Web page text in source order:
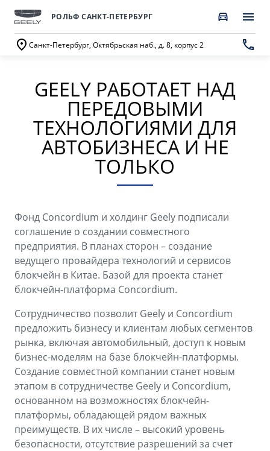
РОЛЬФ САНКТ-ПЕТЕРБУРГ
Санкт-Петербург, Октябрьская наб., д. 8, корпус 2
МОДЕЛИ
GEELY EX5 Гибрид НОВЫЙ COOLRAY
от 2 764 990 ₽*
CITYRAY
от 2 599 990 ₽*
ATLAS
от 3 189 990 ₽*
OKAVANGO
от 3 429 990 ₽*
MONJARO
от 4 349 990 ₽*
PREFACE
от 3 079 990 ₽*
GEELY EX5
от 3 769 990 ₽*
ПОКУПАТЕЛЯМ
ВЫБОР И ПОКУПКА
Автомобили в наличии
Записаться на тест-драйв
Трейд-ин
Аксессуары
ФИНАНСЫ И УСЛУГИ
Автокредит
Расчет КАСКО
Страхование
GEELY Лизинг
ВЛАДЕЛЬЦАМ
СЕРВИС
Запись в сервисный центр
Техническое обслуживание
Ценности сервиса Geely
Руководство по эксплуатации
Советы по эксплуатации
ПОДДЕРЖКА
Помощь на дорогах
Гарантия Geely
Сервисная книжка
Вопросы и ответы
О КОМПАНИИ
О бренде GEELY
О дилерском центре
Правовая информация
Контакты
GEELY РАБОТАЕТ НАД
ПЕРЕДОВЫМИ
ТЕХНОЛОГИЯМИ ДЛЯ
АВТОБИЗНЕСА И НЕ
ТОЛЬКО
Фонд Concordium и холдинг Geely подписали
соглашение о создании совместного
предприятия. В планах сторон – создание
ведущего провайдера технологий и сервисов
блокчейн в Китае. Базой для проекта станет
блокчейн-платформа Concordium.
Сотрудничество позволит Geely и Concordium
предложить бизнесу и клиентам любых сегментов
рынка, включая автомобильный, доступ к новым
бизнес-моделям на базе блокчейн-платформы.
Создание совместной компании станет новым
этапом в сотрудничестве Geely и Concordium,
основанном на возможностях блокчейн-
платформы, обладающей рядом важных
преимуществ. В их числе – высокий уровень
безопасности, отсутствие разрешений за счет